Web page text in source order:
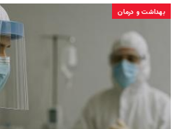
بهداشت و درمان